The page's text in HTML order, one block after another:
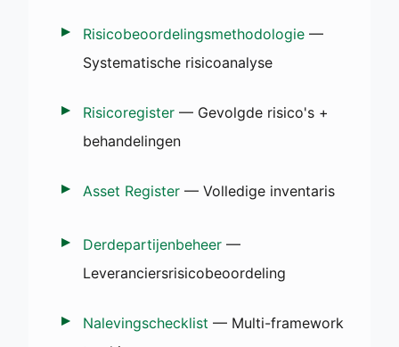
Risicobeoordelingsmethodologie —
Systematische risicoanalyse
Risicoregister — Gevolgde risico's +
behandelingen
Asset Register — Volledige inventaris
Derdepartijenbeheer —
Leveranciersrisicobeoordeling
Nalevingschecklist — Multi-framework